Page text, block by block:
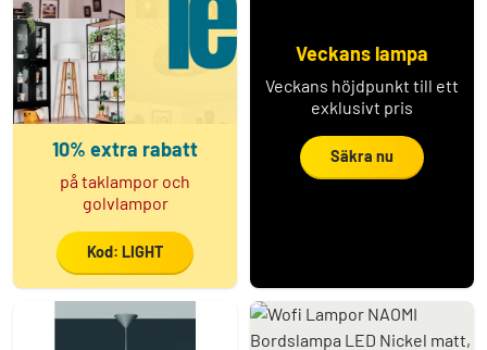
10% extra rabatt
på taklampor och
golvlampor
Kod: LIGHT
Veckans lampa
Veckans höjdpunkt till ett
exklusivt pris
Säkra nu